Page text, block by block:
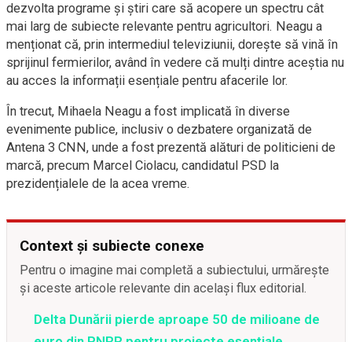
dezvolta programe și știri care să acopere un spectru cât
mai larg de subiecte relevante pentru agricultori. Neagu a
menționat că, prin intermediul televiziunii, dorește să vină în
sprijinul fermierilor, având în vedere că mulți dintre aceștia nu
au acces la informații esențiale pentru afacerile lor.
În trecut, Mihaela Neagu a fost implicată în diverse
evenimente publice, inclusiv o dezbatere organizată de
Antena 3 CNN, unde a fost prezentă alături de politicieni de
marcă, precum Marcel Ciolacu, candidatul PSD la
prezidențialele de la acea vreme.
Context și subiecte conexe
Pentru o imagine mai completă a subiectului, urmărește
și aceste articole relevante din același flux editorial.
Delta Dunării pierde aproape 50 de milioane de